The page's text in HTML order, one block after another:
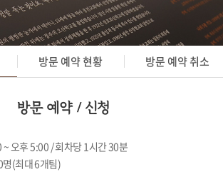
방문 예약 현황 방문 예약 취소
방문 예약 / 신청
오후 5:00 / 회차당 1시간 30분
(최대 6개팀)